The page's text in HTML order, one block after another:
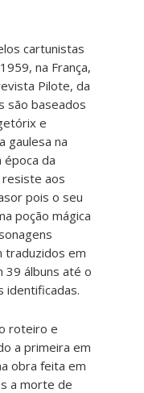
cartunistas
na França,
Pilote, da
são baseados
e
gaulesa na
época da
resiste aos
pois o seu
poção mágica
traduzidos em
39 álbuns até o
identificadas.
roteiro e
a primeira em
obra feita em
a morte de